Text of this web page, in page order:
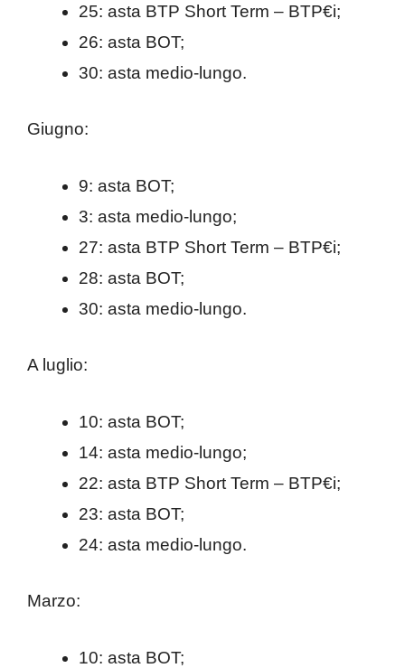
25: asta BTP Short Term – BTP€i;
26: asta BOT;
30: asta medio-lungo.
Giugno:
9: asta BOT;
3: asta medio-lungo;
27: asta BTP Short Term – BTP€i;
28: asta BOT;
30: asta medio-lungo.
A luglio:
10: asta BOT;
14: asta medio-lungo;
22: asta BTP Short Term – BTP€i;
23: asta BOT;
24: asta medio-lungo.
Marzo:
10: asta BOT;